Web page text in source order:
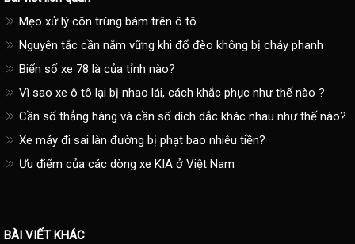
Mẹo xử lý côn trùng bám trên ô tô
Nguyên tắc cần nắm vững khi đổ đèo không bị cháy phanh
Biển số xe 78 là của tỉnh nào?
Vì sao xe ô tô lại bị nhao lái, cách khắc phục như thế nào ?
Cần số thẳng hàng và cần số dích dắc khác nhau như thế nào?
Xe máy đi sai làn đường bị phạt bao nhiêu tiền?
Ưu điểm của các dòng xe KIA ở Việt Nam
BÀI VIẾT KHÁC